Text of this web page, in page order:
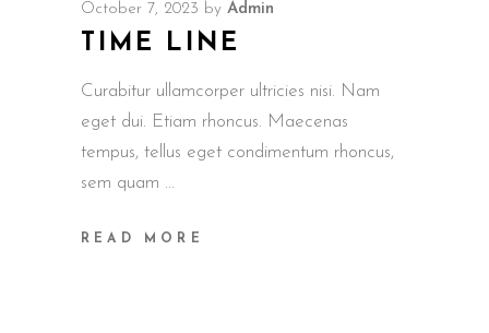
October 7, 2023 by Admin
TIME LINE
Curabitur ullamcorper ultricies nisi. Nam
eget dui. Etiam rhoncus. Maecenas
tempus, tellus eget condimentum rhoncus,
sem quam
READ MORE